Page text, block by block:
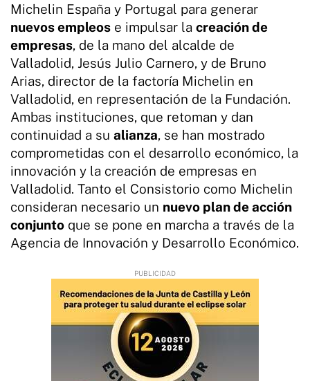
Michelin España y Portugal para generar
nuevos empleos e impulsar la creación de
empresas, de la mano del alcalde de
Valladolid, Jesús Julio Carnero, y de Bruno
Arias, director de la factoría Michelin en
Valladolid, en representación de la Fundación.
Ambas instituciones, que retoman y dan
continuidad a su alianza, se han mostrado
comprometidas con el desarrollo económico, la
innovación y la creación de empresas en
Valladolid. Tanto el Consistorio como Michelin
consideran necesario un nuevo plan de acción
conjunto que se pone en marcha a través de la
Agencia de Innovación y Desarrollo Económico.